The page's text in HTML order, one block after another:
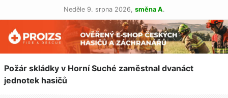
Neděle 9. srpna 2026, směna A.
Požár skládky v Horní Suché zaměstnal dvanáct
jednotek hasičů